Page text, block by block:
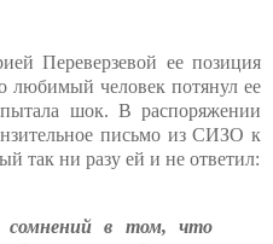
Переверзевой ее позиция
любимый человек потянул ее
шок. В распоряжении
письмо из СИЗО к
так ни разу ей и не ответил:
сомнений в том, что